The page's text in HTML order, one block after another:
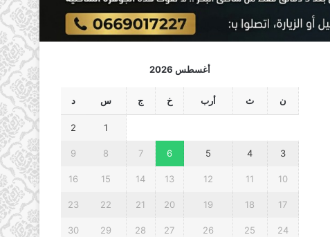
أغسطس 2026
ن ث أرب خ ج س د
1
2
3
4
5
6
7
8
9
10
11
12
13
14
15
16
17
18
19
20
21
22
23
24
25
26
27
28
29
30